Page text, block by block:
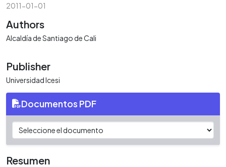
2011-01-01
Authors
Alcaldía de Santiago de Cali
Publisher
Universidad Icesi
Documentos PDF
Resumen